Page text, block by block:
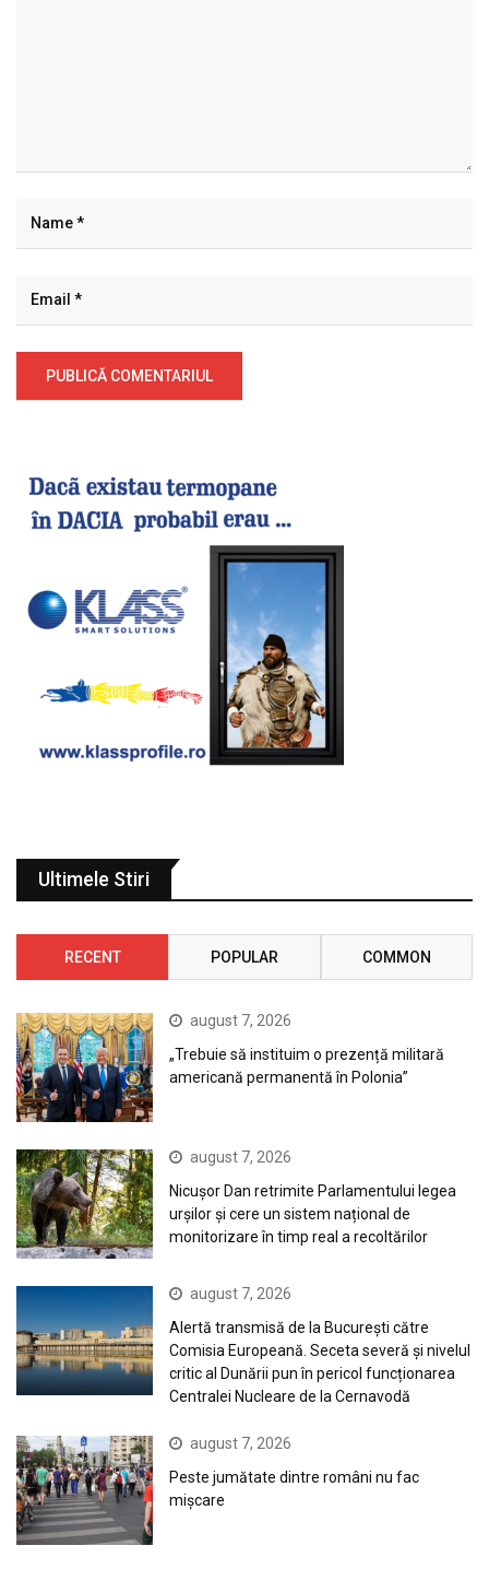
Ultimele Stiri
RECENT POPULAR COMMON
august 7, 2026
„Trebuie să instituim o prezență militară
americană permanentă în Polonia”
august 7, 2026
Nicușor Dan retrimite Parlamentului legea
urșilor și cere un sistem național de
monitorizare în timp real a recoltărilor
august 7, 2026
Alertă transmisă de la București către
Comisia Europeană. Seceta severă și nivelul
critic al Dunării pun în pericol funcționarea
Centralei Nucleare de la Cernavodă
august 7, 2026
Peste jumătate dintre români nu fac
mișcare